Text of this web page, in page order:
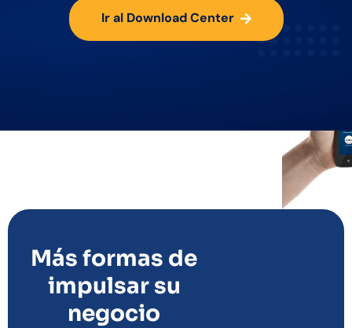
Ir al Download Center
Más formas de
impulsar su
negocio